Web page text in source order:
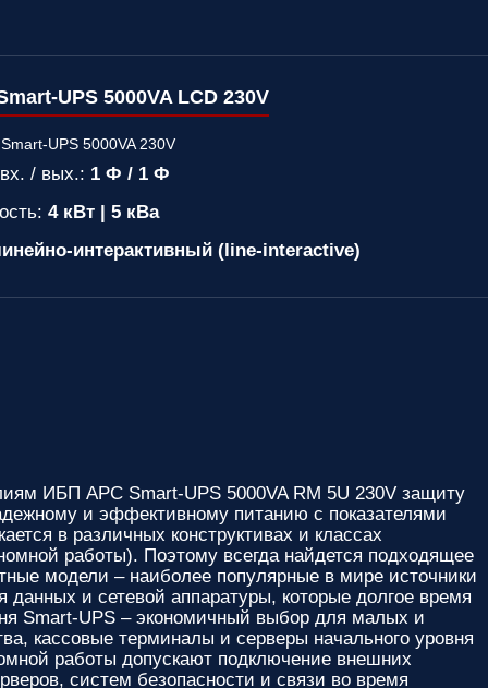
UPS 5000VA LCD 230V
/ вых.: 1 Ф / 1 Ф
4 кВт | 5 кВа
интерактивный (line-interactive)
ИБП APC Smart-UPS 5000VA RM 5U 230V защиту
и эффективному питанию с показателями
в различных конструктивах и классах
работы). Поэтому всегда найдется подходящее
модели – наиболее популярные в мире источники
данных и сетевой аппаратуры, которые долгое время
Smart-UPS – экономичный выбор для малых и
кассовые терминалы и серверы начального уровня
работы допускают подключение внешних
систем безопасности и связи во время